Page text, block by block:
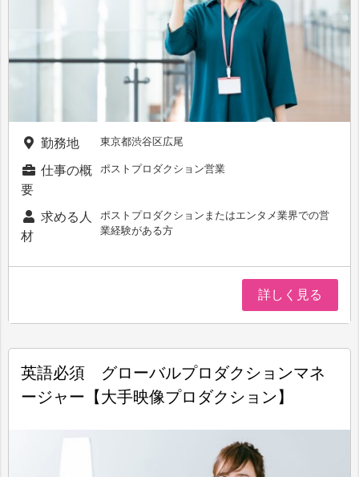
勤務地 東京都渋谷区広尾
仕事の概
要
ポストプロダクション営業
求める人
材
ポストプロダクションまたはエンタメ業界での営
業経験がある方
詳しく見る
英語必須 グローバルプロダクションマネ
ージャー【大手映像プロダクション】